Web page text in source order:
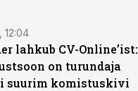
12:04
lahkub CV-Online’ist:
on turundaja
suurim komistuskivi